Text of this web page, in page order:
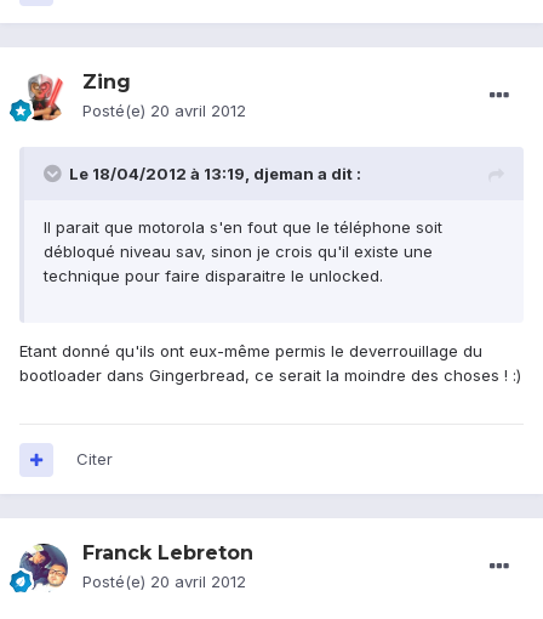
Zing
Posté(e) 20 avril 2012
Le 18/04/2012 à 13:19, djeman a dit :
Il parait que motorola s'en fout que le téléphone soit
débloqué niveau sav, sinon je crois qu'il existe une
technique pour faire disparaitre le unlocked.
Etant donné qu'ils ont eux-même permis le deverrouillage du
bootloader dans Gingerbread, ce serait la moindre des choses ! :)
Citer
Franck Lebreton
Posté(e) 20 avril 2012